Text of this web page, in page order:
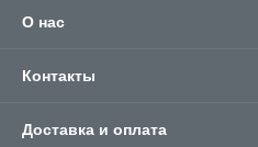
О нас
Контакты
Доставка и оплата